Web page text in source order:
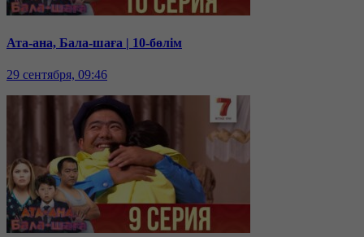
Ата-ана, Бала-шаға | 10-бөлім
29 сентября, 09:46